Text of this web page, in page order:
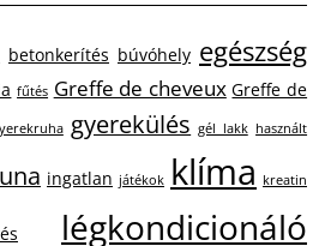
betonkerítés búvóhely egészség
fűtés Greffe de cheveux Greffe de
gyerekülés gél lakk használt
ingatlan játékok klíma kreatin
légkondicionáló